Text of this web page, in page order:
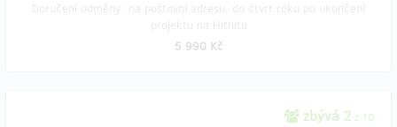
5 990 Kč
zbývá 2 z 10